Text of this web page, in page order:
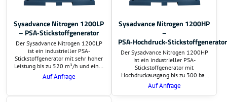
Sysadvance Nitrogen 1200LP
– PSA‑Stickstoffgenerator
Der Sysadvance Nitrogen 1200LP
ist ein industrieller PSA-
Stickstoffgenerator mit sehr hoher
Leistung bis zu 520 m³/h und einer
Reinheit bis zu 99,999 %. Die LP-
Version liefert Stickstoff bei
eignet sich ideal für
Auf Anfrage
Sysadvance Nitrogen 1200HP
–
PSA‑Hochdruck‑Stickstoffgenerator
Der Sysadvance Nitrogen 1200HP
ist ein industrieller PSA-
Stickstoffgenerator mit
Hochdruckausgang bis zu 300 bar,
einer Leistung von bis zu 520 m³/h
und einer Reinheit bis zu 99,999 %.
Ideal für Laseranwendungen,
Auf Anfrage